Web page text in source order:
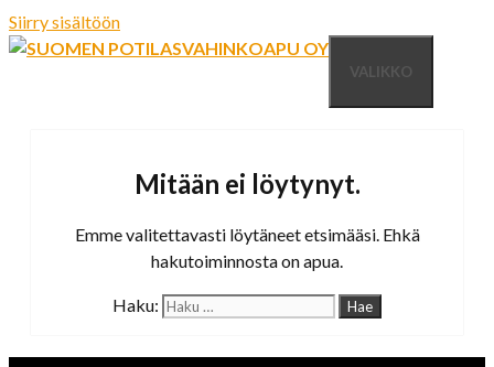
Siirry sisältöön
VALIKKO
Mitään ei löytynyt.
Emme valitettavasti löytäneet etsimääsi. Ehkä
hakutoiminnosta on apua.
Haku: